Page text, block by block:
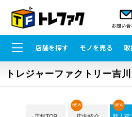
お問い合
店舗を探す モノを売る 取
トレジャーファクトリー吉
NEW NEW